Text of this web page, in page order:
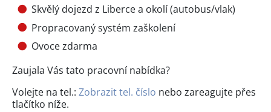
Skvělý dojezd z Liberce a okolí (autobus/vlak)
Propracovaný systém zaškolení
Ovoce zdarma
Zaujala Vás tato pracovní nabídka?
Volejte na tel.: Zobrazit tel. číslo nebo zareagujte přes
tlačítko níže.